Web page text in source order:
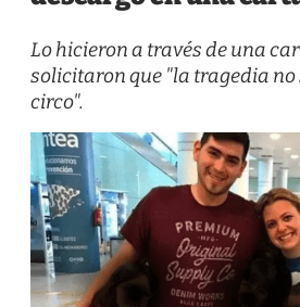
Lo hicieron a través de una
solicitaron que "la tragedia no
circo".